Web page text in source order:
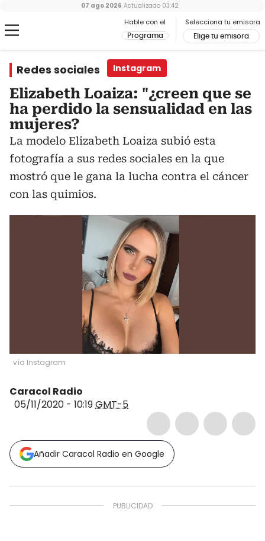
Hable con el
Programa
Selecciona tu emisora
Elige tu emisora
07 ago 2026 Actualizado 03:42
Redes sociales Instagram
Elizabeth Loaiza: "¿creen que se
ha perdido la sensualidad en las
mujeres?
La modelo Elizabeth Loaiza subió esta
fotografía a sus redes sociales en la que
mostró que le gana la lucha contra el cáncer
con las quimios.
vía Instagram
Caracol Radio
05/11/2020 - 10:19GMT-5
Añadir Caracol Radio en Google